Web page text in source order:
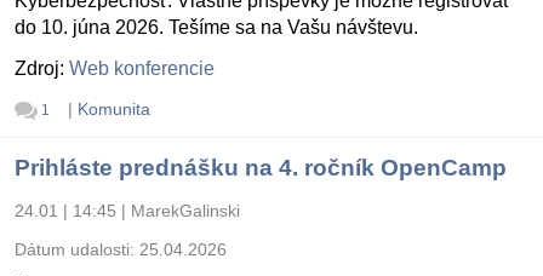
do 10. júna 2026. Tešíme sa na Vašu návštevu.
Zdroj: Web konferencie
1 | Komunita
Prihláste prednášku na 4. ročník OpenCamp
24.01 | 14:45 | MarekGalinski
Dátum udalosti: 25.04.2026